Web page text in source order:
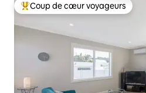
Coups de cœur voyageurs les
Coup de cœur voyageurs